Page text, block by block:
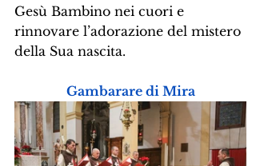
Gesù Bambino nei cuori e
rinnovare l’adorazione del mistero
della Sua nascita.
Gambarare di Mira